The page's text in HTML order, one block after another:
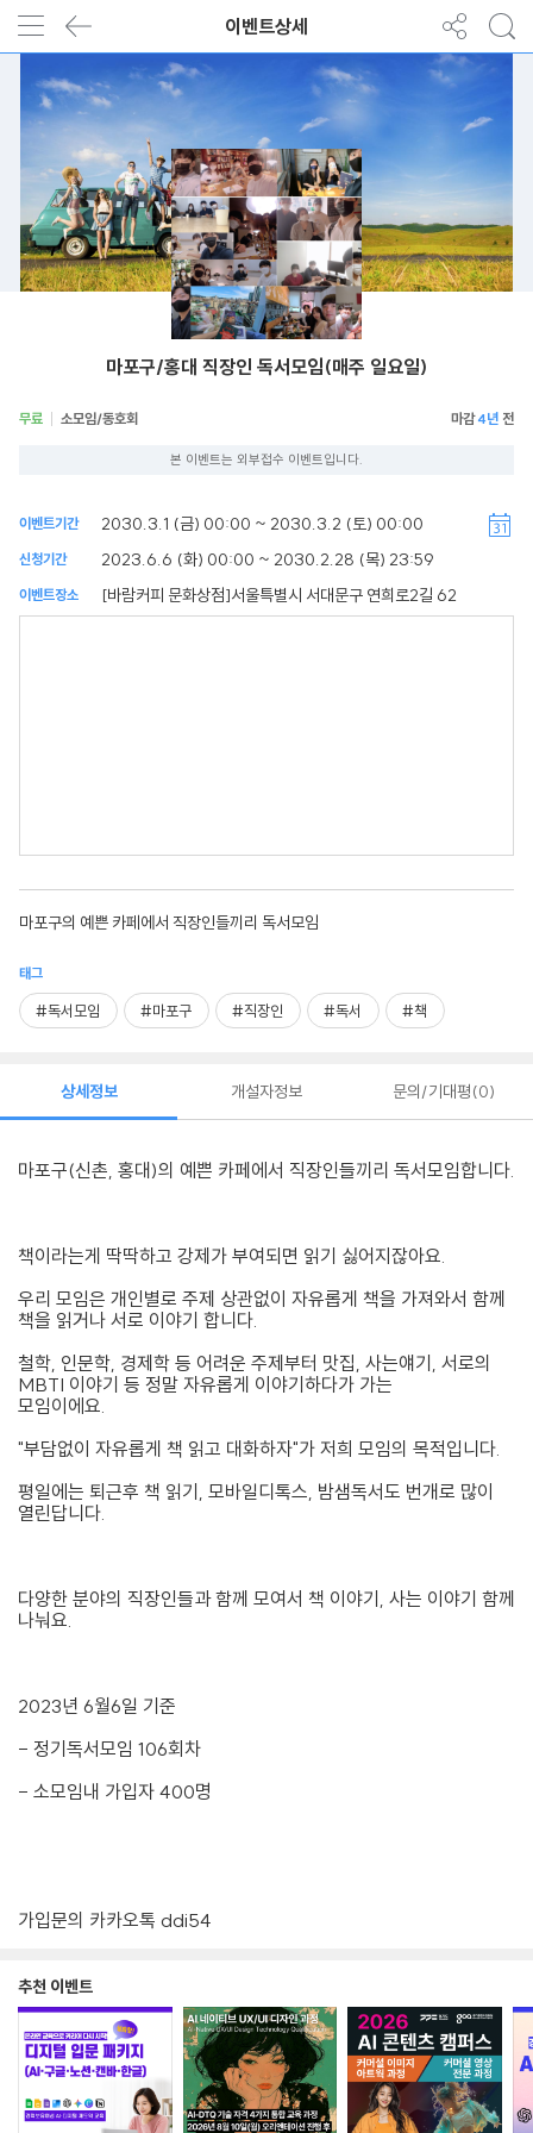
이벤트상세
마포구/홍대 직장인 독서모임(매주 일요일)
무료 소모임/동호회 4년
본 이벤트는 외부접수 이벤트입니다.
이벤트기간 2030.3.1 (금) 00:00 ~ 2030.3.2 (토) 00:00
신청기간 2023.6.6 (화) 00:00 ~ 2030.2.28 (목) 23:59
이벤트장소 [바람커피 문화상점]서울특별시 서대문구 연희로2길 62
마포구의 예쁜 카페에서 직장인들끼리 독서모임
태그
#독서모임 #마포구 #직장인 #독서 #책
상세정보
마포구(신촌, 홍대)의 예쁜 카페에서 직장인들끼리 독서모임합니다.
책이라는게 딱딱하고 강제가 부여되면 읽기 싫어지잖아요.
우리 모임은 개인별로 주제 상관없이 자유롭게 책을 가져와서 함께
책을 읽거나 서로 이야기 합니다.
철학, 인문학, 경제학 등 어려운 주제부터 맛집, 사는얘기, 서로의
MBTI 이야기 등 정말 자유롭게 이야기하다가 가는
모임이에요.
"부담없이 자유롭게 책 읽고 대화하자"가 저희 모임의 목적입니다.
평일에는 퇴근후 책 읽기, 모바일디톡스, 밤샘독서도 번개로 많이
열린답니다.
다양한 분야의 직장인들과 함께 모여서 책 이야기, 사는 이야기 함께
나눠요.
2023년 6월6일 기준
- 정기독서모임 106회차
- 소모임내 가입자 400명
가입문의 카카오톡 ddi54
개설자정보 문의/기대평 0
추천 이벤트